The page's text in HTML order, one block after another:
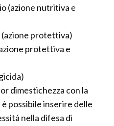
(azione nutritiva e
(azione protettiva)
protettiva e
dimestichezza con la
possibile inserire delle
nella difesa di